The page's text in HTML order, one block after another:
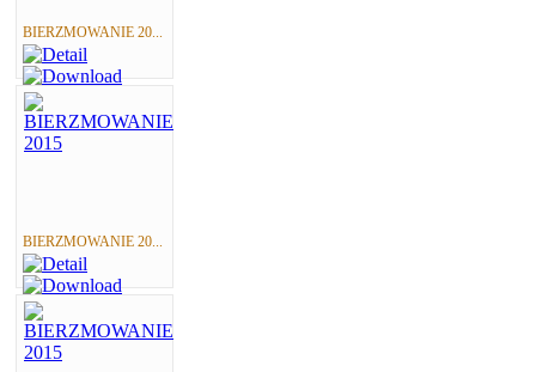
BIERZMOWANIE 20...
BIERZMOWANIE 20...